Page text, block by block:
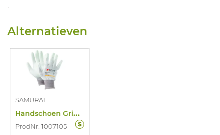
.
Alternatieven
SAMURAI
H
andschoen Grip-Flex PU Wit
ProdNr. 1007105